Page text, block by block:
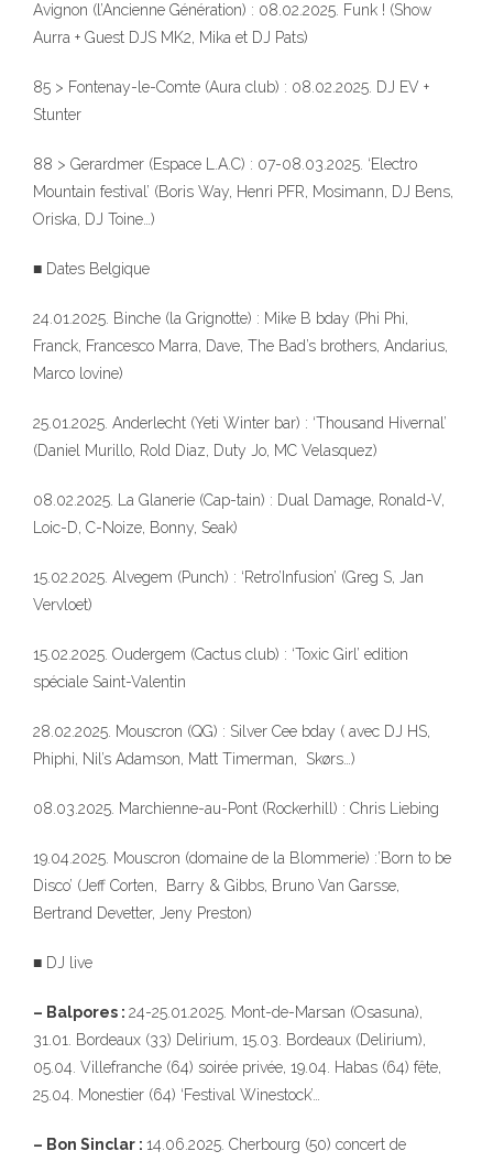
Avignon (l’Ancienne Génération) : 08.02.2025. Funk ! (Show
Aurra + Guest DJS MK2, Mika et DJ Pats)
85 > Fontenay-le-Comte (Aura club) : 08.02.2025. DJ EV +
Stunter
88 > Gerardmer (Espace L.A.C) : 07-08.03.2025. ‘Electro
Mountain festival’ (Boris Way, Henri PFR, Mosimann, DJ Bens,
Oriska, DJ Toine…)
■ Dates Belgique
24.01.2025. Binche (la Grignotte) : Mike B bday (Phi Phi,
Franck, Francesco Marra, Dave, The Bad’s brothers, Andarius,
Marco lovine)
25.01.2025. Anderlecht (Yeti Winter bar) : ‘Thousand Hivernal’
(Daniel Murillo, Rold Diaz, Duty Jo, MC Velasquez)
08.02.2025. La Glanerie (Cap-tain) : Dual Damage, Ronald-V,
Loic-D, C-Noize, Bonny, Seak)
15.02.2025. Alvegem (Punch) : ‘Retro’Infusion’ (Greg S, Jan
Vervloet)
15.02.2025. Oudergem (Cactus club) : ‘Toxic Girl’ edition
spéciale Saint-Valentin
28.02.2025. Mouscron (QG) : Silver Cee bday ( avec DJ HS,
Phiphi, Nil’s Adamson, Matt Timerman, Skørs…)
08.03.2025. Marchienne-au-Pont (Rockerhill) : Chris Liebing
19.04.2025. Mouscron (domaine de la Blommerie) :’Born to be
Disco’ (Jeff Corten, Barry & Gibbs, Bruno Van Garsse,
Bertrand Devetter, Jeny Preston)
■ DJ live
– Balpores : 24-25.01.2025. Mont-de-Marsan (Osasuna),
31.01. Bordeaux (33) Delirium, 15.03. Bordeaux (Delirium),
05.04. Villefranche (64) soirée privée, 19.04. Habas (64) fête,
25.04. Monestier (64) ‘Festival Winestock’…
– Bon Sinclar : 14.06.2025. Cherbourg (50) concert de